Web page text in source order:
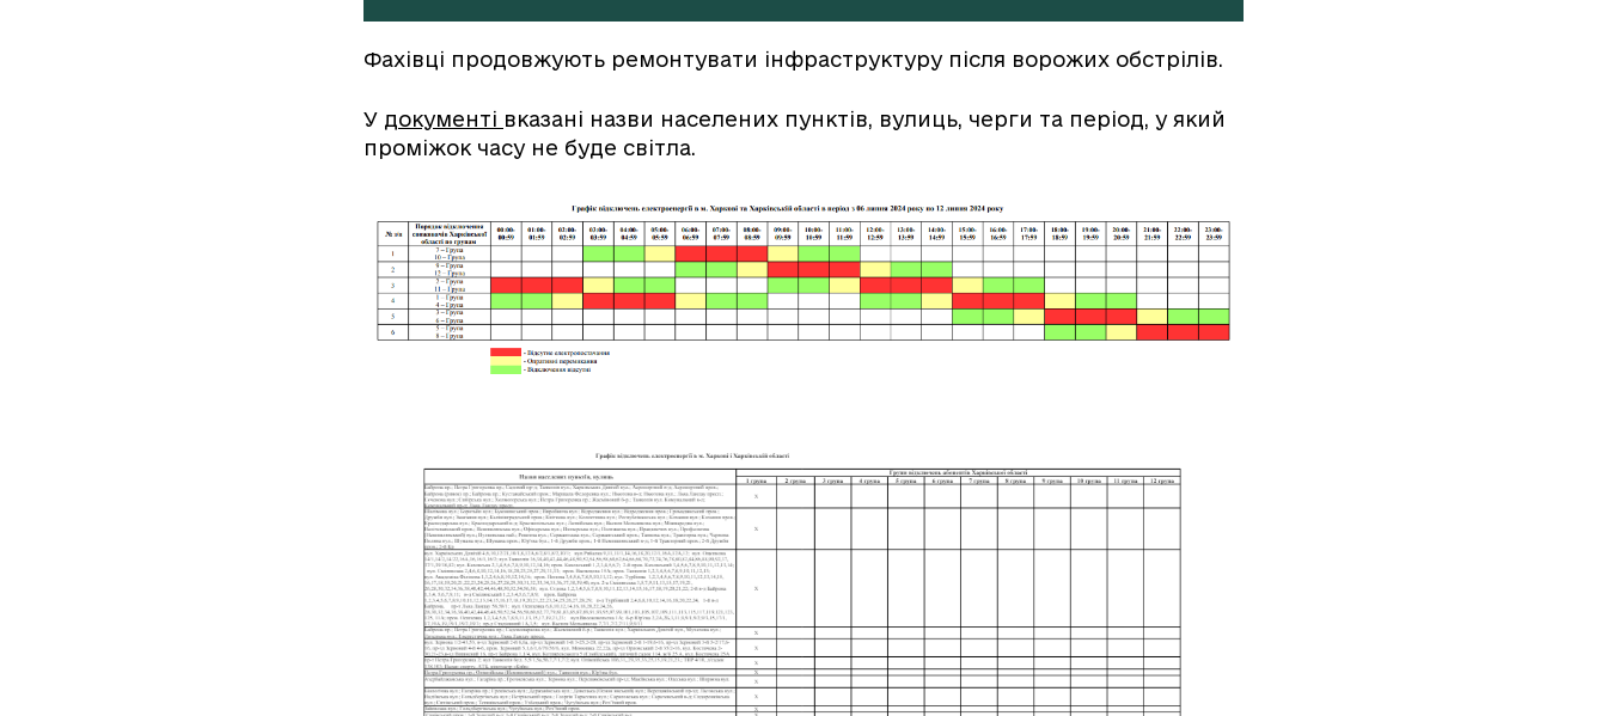
Фахівці продовжують ремонтувати інфраструктуру після ворожих обстрілів.
У документі вказані назви населених пунктів, вулиць, черги та період, у який
проміжок часу не буде світла.